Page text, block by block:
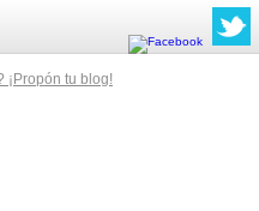
¡Propón tu blog!